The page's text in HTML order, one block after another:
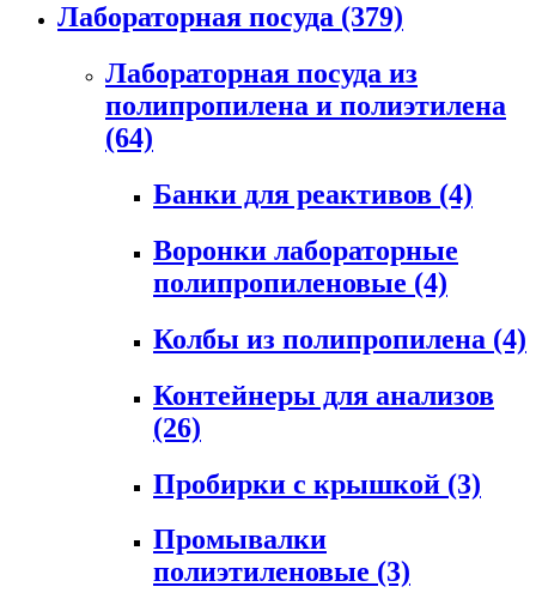
Лабораторная посуда (379)
Лабораторная посуда из
полипропилена и полиэтилена
(64)
Банки для реактивов (4)
Воронки лабораторные
полипропиленовые (4)
Колбы из полипропилена (4)
Контейнеры для анализов
(26)
Пробирки с крышкой (3)
Промывалки
полиэтиленовые (3)